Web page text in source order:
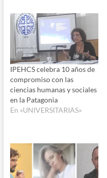
IPEHCS celebra 10 años de
compromiso con las
ciencias humanas y sociales
en la Patagonia
En «UNIVERSITARIAS»